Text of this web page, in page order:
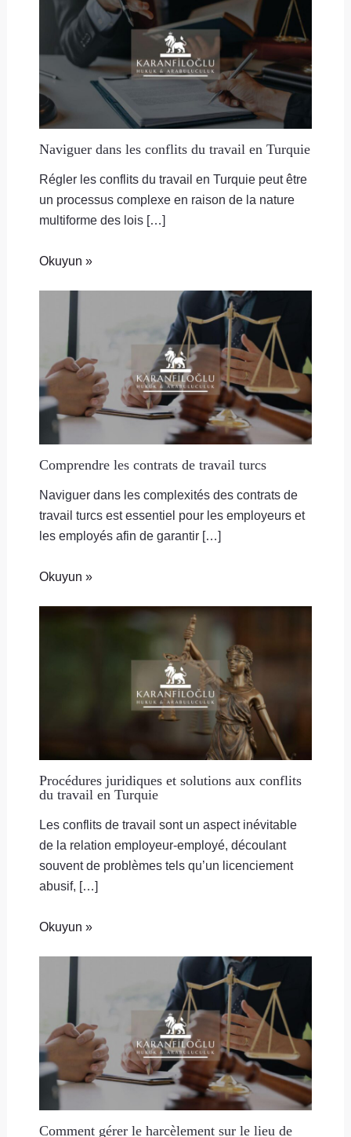
Naviguer dans les conflits du travail en Turquie
Régler les conflits du travail en Turquie peut être
un processus complexe en raison de la nature
multiforme des lois […]
Okuyun »
Comprendre les contrats de travail turcs
Naviguer dans les complexités des contrats de
travail turcs est essentiel pour les employeurs et
les employés afin de garantir […]
Okuyun »
Procédures juridiques et solutions aux conflits
du travail en Turquie
Les conflits de travail sont un aspect inévitable
de la relation employeur-employé, découlant
souvent de problèmes tels qu’un licenciement
abusif, […]
Okuyun »
Comment gérer le harcèlement sur le lieu de